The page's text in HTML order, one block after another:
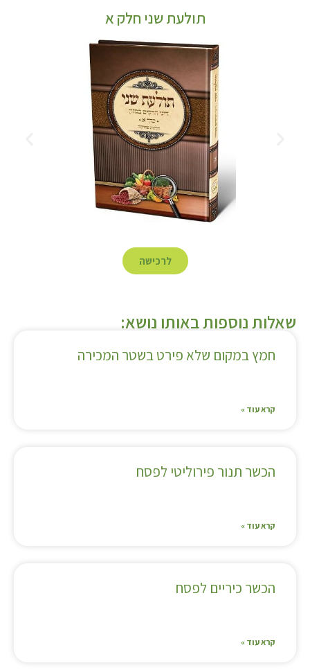
תולעת שני חלק א
לרכישה
שאלות נוספות באותו נושא:
חמץ במקום שלא פירט בשטר המכירה
קרא עוד »
הכשר תנור פירוליטי לפסח
קרא עוד »
הכשר כיריים לפסח
קרא עוד »